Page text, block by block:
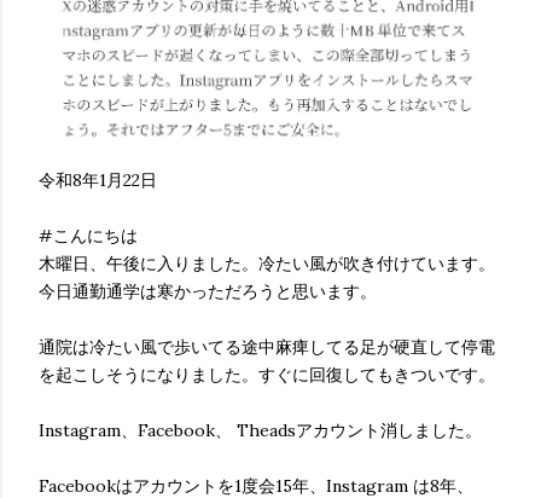
令和8年1月22日
#こんにちは
木曜日、午後に入りました。冷たい風が吹き付けています。
今日通勤通学は寒かっただろうと思います。
通院は冷たい風で歩いてる途中麻痺してる足が硬直して停電
を起こしそうになりました。すぐに回復してもきついです。
Instagram、Facebook、 Theadsアカウント消しました。
Facebookはアカウントを1度会15年、Instagram は8年、